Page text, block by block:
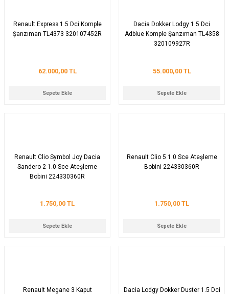
Renault Express 1.5 Dci Komple
Şanzıman TL4373 320107452R
62.000,00 TL
Sepete Ekle
Dacia Dokker Lodgy 1.5 Dci
Adblue Komple Şanzıman TL4358
320109927R
55.000,00 TL
Sepete Ekle
Renault Clio Symbol Joy Dacia
Sandero 2 1.0 Sce Ateşleme
Bobini 224330360R
1.750,00 TL
Sepete Ekle
Renault Clio 5 1.0 Sce Ateşleme
Bobini 224330360R
1.750,00 TL
Sepete Ekle
Renault Megane 3 Kaput Dacia Lodgy Dokker Duster 1.5 Dci